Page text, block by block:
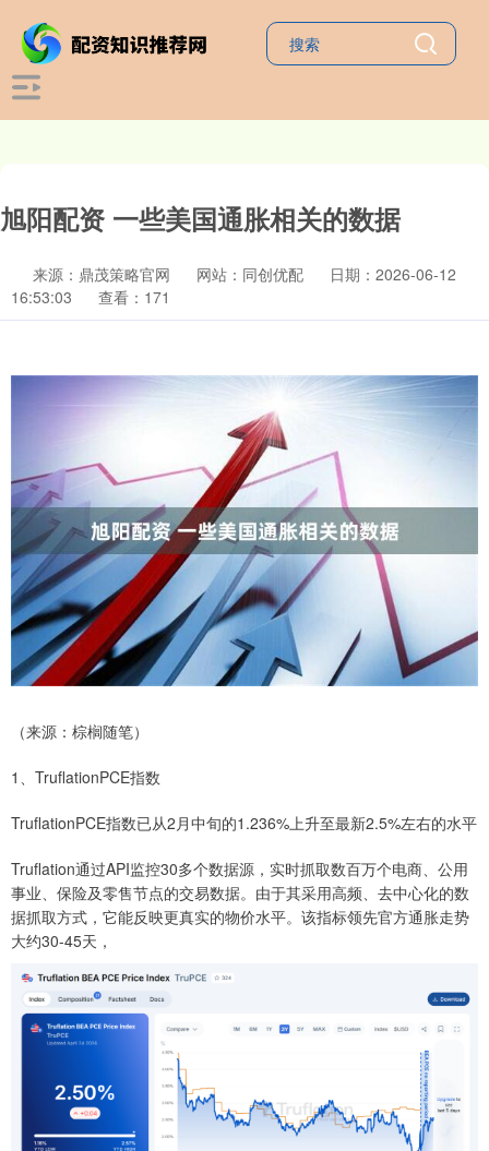
旭阳配资 一些美国通胀相关的数据
来源：鼎茂策略官网 网站：同创优配
日期：2026-06-12
16:53:03
查看：171
（来源：棕榈随笔）
1、TruflationPCE指数
TruflationPCE指数已从2月中旬的1.236%上升至最新2.5%左右的水平
Truflation通过API监控30多个数据源，实时抓取数百万个电商、公用
事业、保险及零售节点的交易数据。由于其采用高频、去中心化的数
据抓取方式，它能反映更真实的物价水平。该指标领先官方通胀走势
大约30-45天，